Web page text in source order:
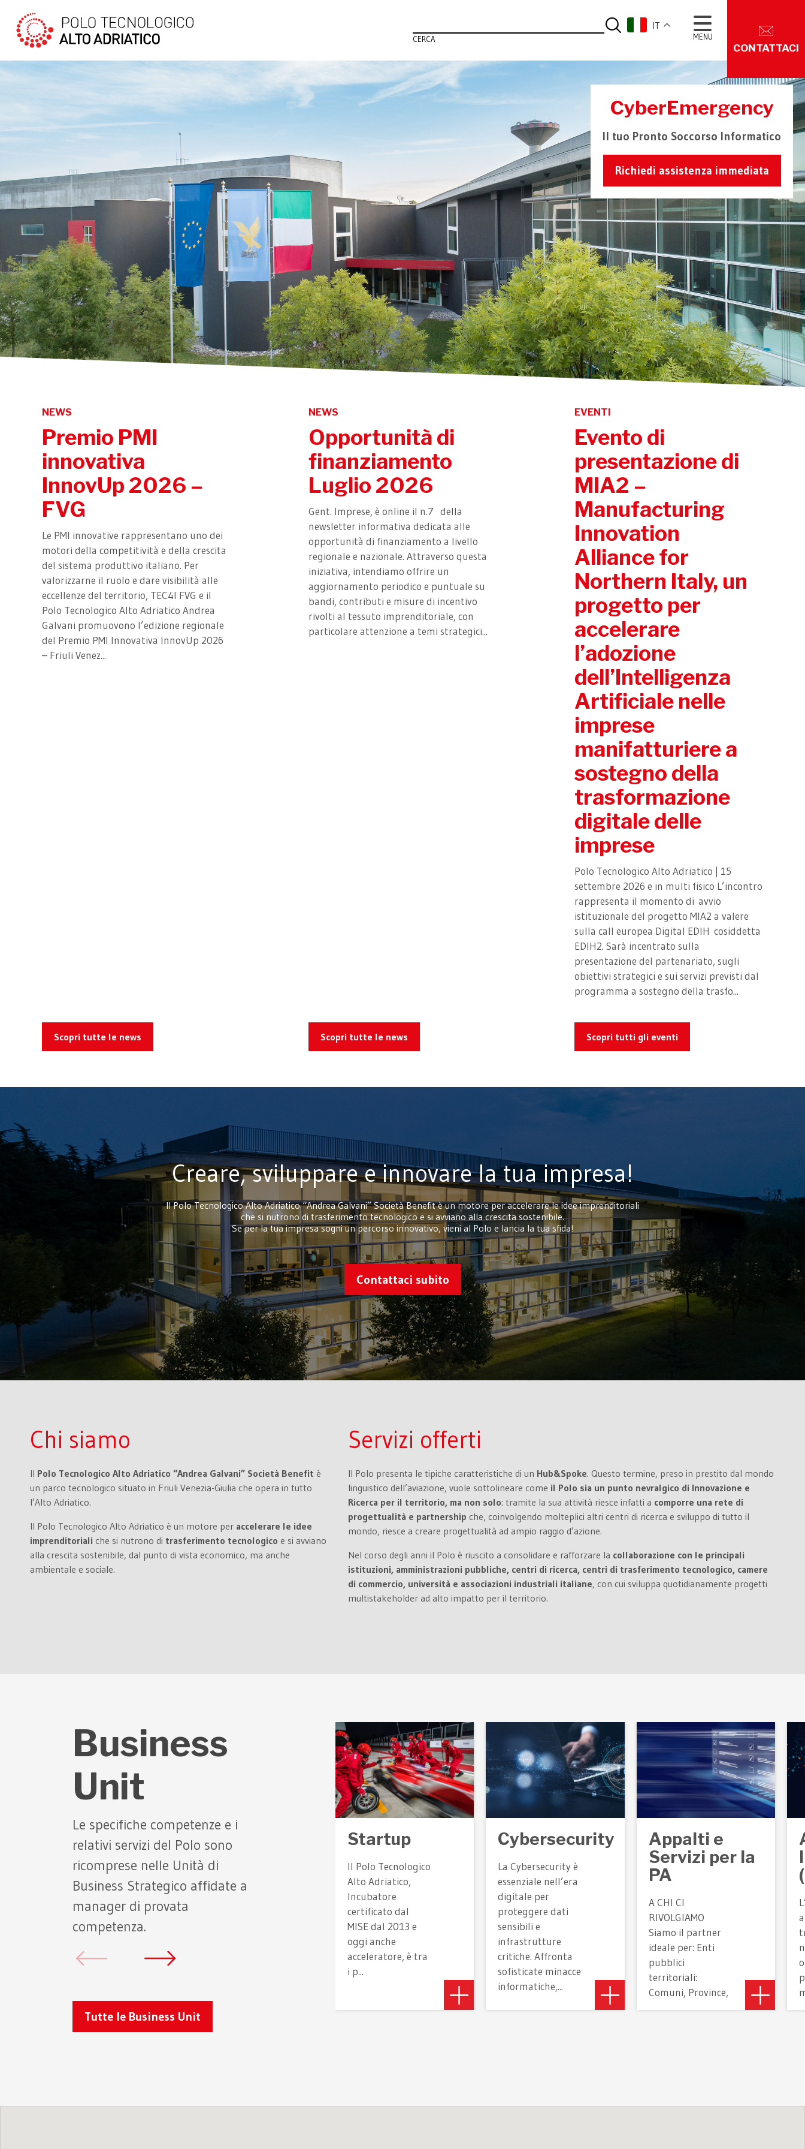
CERCA
IT
MENU
CONTATTACI
CyberEmergency
Il tuo Pronto Soccorso Informatico
Richiedi assistenza immediata
NEWS
Premio PMI
innovativa
InnovUp 2026 –
FVG
Le PMI innovative rappresentano uno dei
motori della competitività e della crescita
del sistema produttivo italiano. Per
valorizzarne il ruolo e dare visibilità alle
eccellenze del territorio, TEC4I FVG e il
Polo Tecnologico Alto Adriatico Andrea
Galvani promuovono l’edizione regionale
del Premio PMI Innovativa InnovUp 2026
– Friuli Venez...
Scopri tutte le news
NEWS
Opportunità di
finanziamento
Luglio 2026
Gent. Imprese, è online il n.7 della
newsletter informativa dedicata alle
opportunità di finanziamento a livello
regionale e nazionale. Attraverso questa
iniziativa, intendiamo offrire un
aggiornamento periodico e puntuale su
bandi, contributi e misure di incentivo
rivolti al tessuto imprenditoriale, con
particolare attenzione a temi strategici...
Scopri tutte le news
EVENTI
Evento di
presentazione di
MIA2 –
Manufacturing
Innovation
Alliance for
Northern Italy, un
progetto per
accelerare
l’adozione
dell’Intelligenza
Artificiale nelle
imprese
manifatturiere a
sostegno della
trasformazione
digitale delle
imprese
Polo Tecnologico Alto Adriatico | 15
settembre 2026 e in multi fisico L’incontro
rappresenta il momento di avvio
istituzionale del progetto MIA2 a valere
sulla call europea Digital EDIH cosiddetta
EDIH2. Sarà incentrato sulla
presentazione del partenariato, sugli
obiettivi strategici e sui servizi previsti dal
programma a sostegno della trasfo...
Scopri tutti gli eventi
Creare, sviluppare e innovare la tua impresa!
Il Polo Tecnologico Alto Adriatico “Andrea Galvani” Società Benefit è un motore per accelerare le idee imprenditoriali
che si nutrono di trasferimento tecnologico e si avviano alla crescita sostenibile.
Se per la tua impresa sogni un percorso innovativo, vieni al Polo e lancia la tua sfida!
Contattaci subito
Chi siamo
Il Polo Tecnologico Alto Adriatico “Andrea Galvani” Società Benefit è
un parco tecnologico situato in Friuli Venezia-Giulia che opera in tutto
l’Alto Adriatico.
Il Polo Tecnologico Alto Adriatico è un motore per accelerare le idee
imprenditoriali che si nutrono di trasferimento tecnologico e si avviano
alla crescita sostenibile, dal punto di vista economico, ma anche
ambientale e sociale.
Servizi offerti
Il Polo presenta le tipiche caratteristiche di un Hub&Spoke. Questo termine, preso in prestito dal mondo
linguistico dell’aviazione, vuole sottolineare come il Polo sia un punto nevralgico di Innovazione e
Ricerca per il territorio, ma non solo: tramite la sua attività riesce infatti a comporre una rete di
progettualità e partnership che, coinvolgendo molteplici altri centri di ricerca e sviluppo di tutto il
mondo, riesce a creare progettualità ad ampio raggio d’azione.
Nel corso degli anni il Polo è riuscito a consolidare e rafforzare la collaborazione con le principali
istituzioni, amministrazioni pubbliche, centri di ricerca, centri di trasferimento tecnologico, camere
di commercio, università e associazioni industriali italiane, con cui sviluppa quotidianamente progetti
multistakeholder ad alto impatto per il territorio.
Business
Unit
Le specifiche competenze e i
relativi servizi del Polo sono
ricomprese nelle Unità di
Business Strategico affidate a
manager di provata
competenza.
Tutte le Business Unit
Startup
Il Polo Tecnologico
Alto Adriatico,
Incubatore
certificato dal
MISE dal 2013 e
oggi anche
acceleratore, è tra
i p...
Cybersecurity
La Cybersecurity è
essenziale nell’era
digitale per
proteggere dati
sensibili e
infrastrutture
critiche. Affronta
sofisticate minacce
informatiche,...
Appalti e
Servizi per la
PA
A CHI CI
RIVOLGIAMO
Siamo il partner
ideale per: Enti
pubblici
territoriali:
Comuni, Province,
Regioni.